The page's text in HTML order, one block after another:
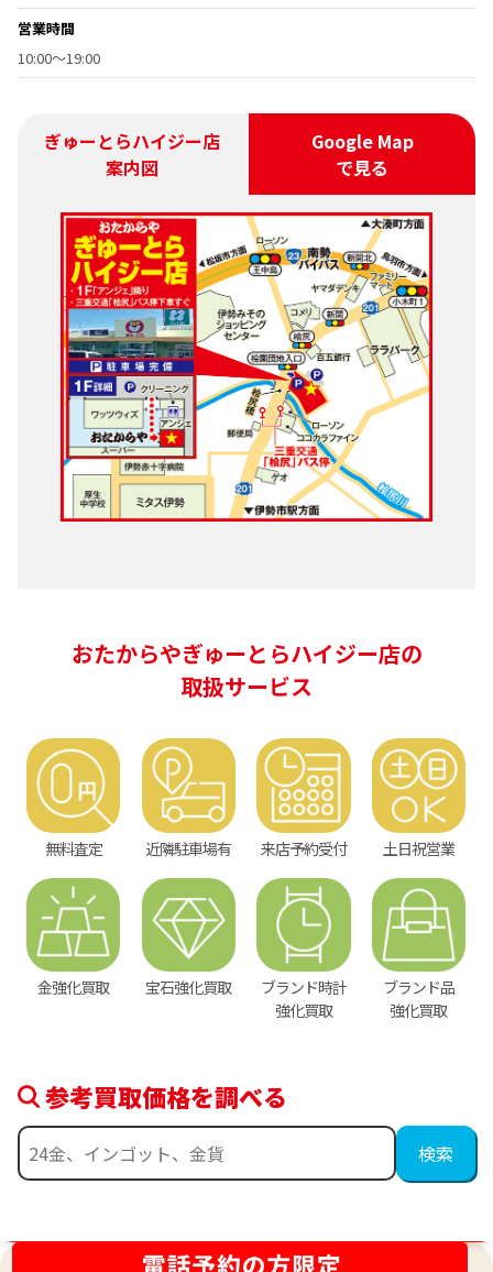
営業時間
10:00～19:00
ぎゅーとらハイジー店
案内図
Google Map
で見る
おたからやぎゅーとらハイジー店の
取扱サービス
無料査定 近隣駐車場有 来店予約受付 土日祝営業
金強化買取 宝石強化買取
ブランド時計
強化買取
ブランド品
強化買取
参考買取価格を調べる